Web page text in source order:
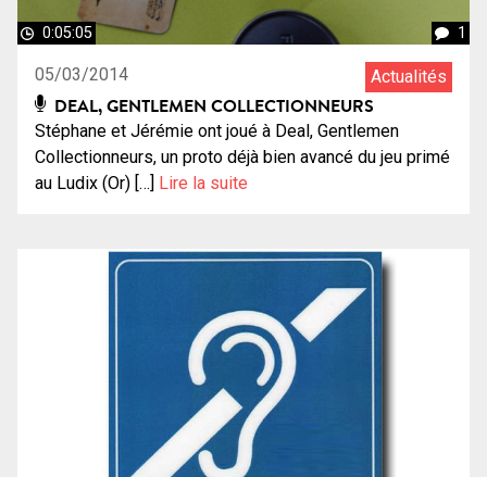
0:05:05 1
05/03/2014 Actualités
DEAL, GENTLEMEN COLLECTIONNEURS
Stéphane et Jérémie ont joué à Deal, Gentlemen
Collectionneurs, un proto déjà bien avancé du jeu primé
au Ludix (Or) […] Lire la suite